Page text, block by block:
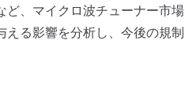
ど、マイクロ波チューナー市場
る影響を分析し、今後の規制